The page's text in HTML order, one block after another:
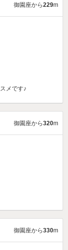
御園座から229m
メです♪
御園座から320m
御園座から330m